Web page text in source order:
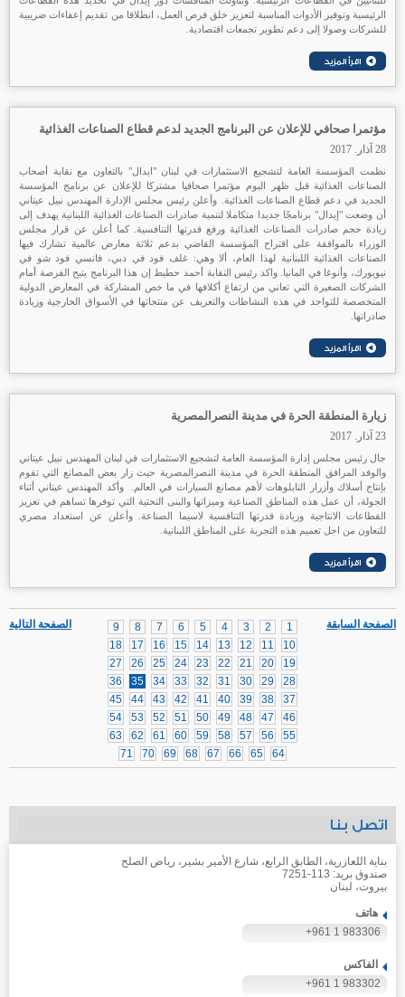
الرئيسية وتوفير الأدوات المناسبة لتعزيز خلق فرص العمل، انطلاقا من تقديم إعفاءات ضريبية
للشركات وصولا إلى دعم تطوير تجمعات اقتصادية.
مؤتمرا صحافي للإعلان عن البرنامج الجديد لدعم قطاع الصناعات الغذائية
28 آذار. 2017
نظمت المؤسسة العامة لتشجيع الاستثمارات في لبنان "ايدال" بالتعاون مع نقابة أصحاب
الصناعات الغذائية قبل ظهر اليوم مؤتمرا صحافيا مشتركا للإعلان عن برنامج المؤسسة
الجديد في دعم قطاع الصناعات الغذائية. وأعلن رئيس مجلس الإدارة المهندس نبيل عيتاني
أن وضعت "إيدال" برنامجًا جديدا متكاملا لتنمية صادرات الصناعات الغذائية اللبنانية يهدف إلى
زيادة حجم صادرات الصناعات الغذائية ورفع قدرتها التنافسية. كما أعلن عن قرار مجلس
الوزراء بالموافقة على اقتراح المؤسسة القاضي بدعم ثلاثة معارض عالمية تشارك فيها
الصناعات الغذائية اللبنانية لهذا العام، ألا وهي: غلف فود في دبي، فانسي فود شو في
نيويورك، وأنوغا في المانيا. واكد رئيس النقابة أحمد حطيط إن هذا البرنامج يتيح الفرصة أمام
الشركات الصغيرة التي تعاني من ارتفاع أكلافها في ما خص المشاركة في المعارض الدولية
المتخصصة للتواجد في هذه النشاطات والتعريف عن منتجاتها في الأسواق الخارجية وزيادة
صادراتها.
زيارة المنطقة الحرة في مدينة النصرالمصرية
23 آذار. 2017
جال رئيس مجلس إدارة المؤسسة العامة لتشجيع الاستثمارات في لبنان المهندس نبيل عيتاني
والوفد المرافق المنطقة الحرة في مدينة النصرالمصرية حيث زار بعض المصانع التي تقوم
بإنتاج أسلاك وأزرار التابلوهات لأهم مصانع السيارات في العالم. وأكد المهندس عيتاني أثناء
الجولة، أن عمل هذه المناطق الصناعية وميزاتها والبنى التحتية التي توفرها تساهم في تعزيز
القطاعات الانتاجية وزيادة قدرتها التنافسية لاسيما الصناعة. وأعلن عن استعداد مصري
للتعاون من اجل تعميم هذه التجربة على المناطق اللبنانية.
الصفحة التالية 1
2
3
4
5
6
7
8
9
10
11
12
13
14
15
16
17
18
19
20
21
22
23
24
25
26
27
28
29
30
31
32
33
34
35
36
37
38
39
40
41
42
43
44
45
46
47
48
49
50
51
52
53
54
55
56
57
58
59
60
61
62
63
64
65
66
67
68
69
70
71
الصفحة السابقة
اتصل بنا
بناية اللعازرية، الطابق الرابع، شارع الأمير بشير، رياض الصلح
صندوق بريد: 113-7251
بيروت، لبنان
هاتف
+961 1 983306
الفاكس
+961 1 983302